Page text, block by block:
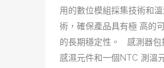
用的數位模組採集技術和
術，確保產品具有極 高的
的長期穩定性。 感測器包
感濕元件和一個NTC 測溫